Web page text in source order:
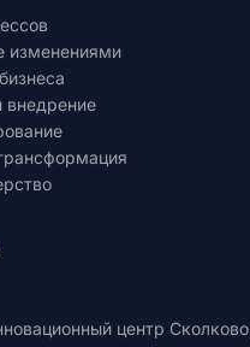
изменениями
внедрение
центр Сколково,